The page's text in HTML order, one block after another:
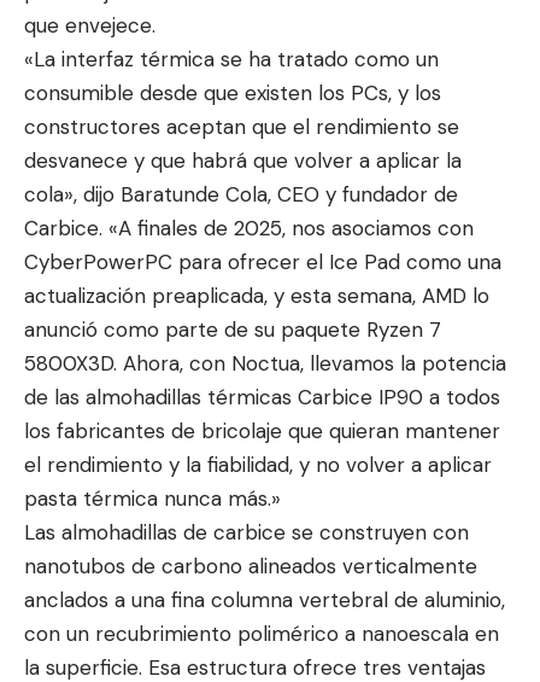
que envejece.
«La interfaz térmica se ha tratado como un
consumible desde que existen los PCs, y los
constructores aceptan que el rendimiento se
desvanece y que habrá que volver a aplicar la
cola», dijo Baratunde Cola, CEO y fundador de
Carbice. «A finales de 2025, nos asociamos con
CyberPowerPC para ofrecer el Ice Pad como una
actualización preaplicada, y esta semana, AMD lo
anunció como parte de su paquete Ryzen 7
5800X3D. Ahora, con Noctua, llevamos la potencia
de las almohadillas térmicas Carbice IP90 a todos
los fabricantes de bricolaje que quieran mantener
el rendimiento y la fiabilidad, y no volver a aplicar
pasta térmica nunca más.»
Las almohadillas de carbice se construyen con
nanotubos de carbono alineados verticalmente
anclados a una fina columna vertebral de aluminio,
con un recubrimiento polimérico a nanoescala en
la superficie. Esa estructura ofrece tres ventajas